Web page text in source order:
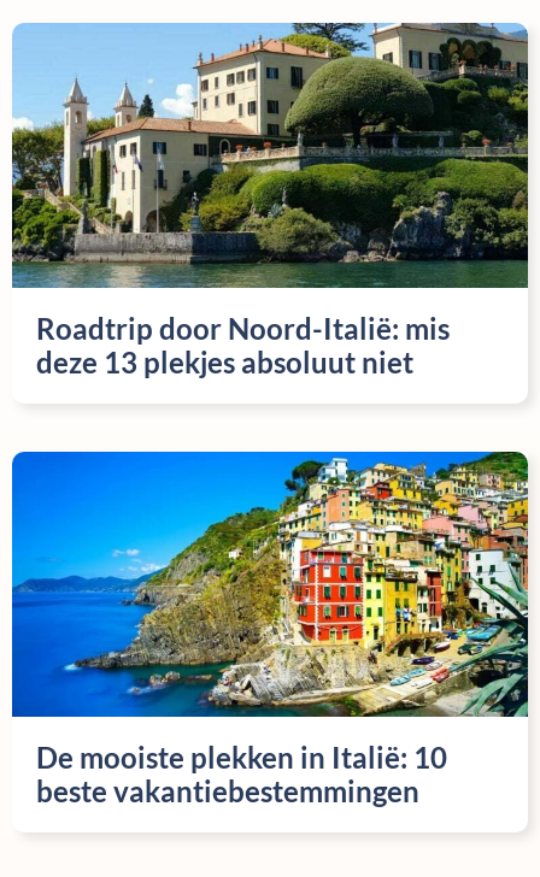
Roadtrip door Noord-Italië: mis
deze 13 plekjes absoluut niet
De mooiste plekken in Italië: 10
beste vakantiebestemmingen